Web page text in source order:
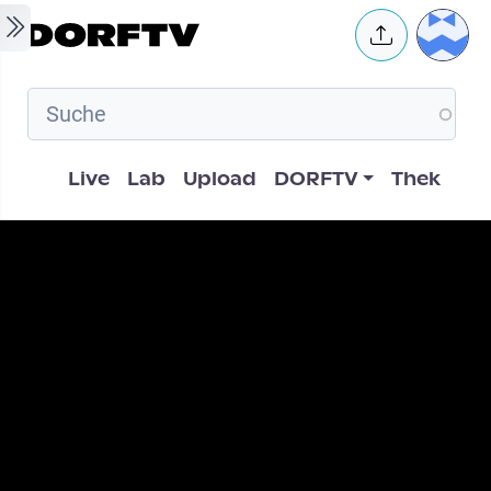
Skip to main content User
Hauptnavigation
Live Lab Upload DORFTV Thek